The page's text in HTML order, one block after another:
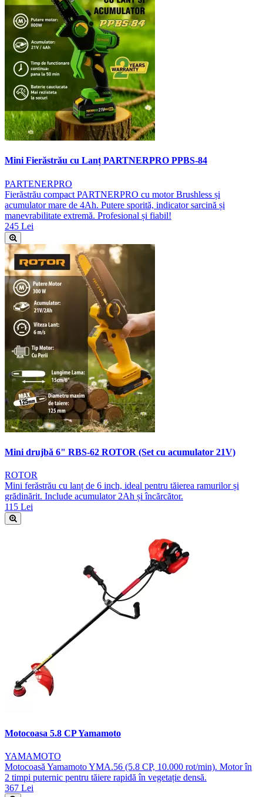
Mini Fierăstrău cu Lanț PARTNERPRO PPBS-84
PARTENERPRO
Fierăstrău compact PARTNERPRO cu motor Brushless și
acumulator mare de 4Ah. Putere sporită, indicator sarcină și
manevrabilitate extremă. Profesional și fiabil!
245 Lei
Mini drujbă 6" RBS-62 ROTOR (Set cu acumulator 21V)
ROTOR
Mini ferăstrău cu lanț de 6 inch, ideal pentru tăierea ramurilor și
grădinărit. Include acumulator 2Ah și încărcător.
115 Lei
Motocoasa 5.8 CP Yamamoto
YAMAMOTO
Motocoasă Yamamoto YMA.56 (5.8 CP, 10.000 rot/min). Motor în
2 timpi puternic pentru tăiere rapidă în vegetație densă.
367 Lei